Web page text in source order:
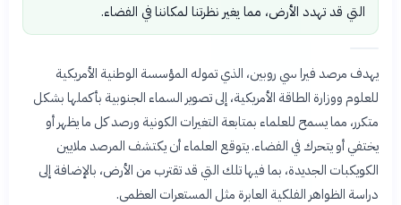
التي قد تهدد الأرض، مما يغير نظرتنا لمكاننا في الفضاء.
يهدف مرصد فيرا سي روبين، الذي تموله المؤسسة الوطنية الأمريكية
للعلوم ووزارة الطاقة الأمريكية، إلى تصوير السماء الجنوبية بأكملها بشكل
متكرر، مما يسمح للعلماء بمتابعة التغيرات الكونية ورصد كل ما يظهر أو
يختفي أو يتحرك في الفضاء. يتوقع العلماء أن يكتشف المرصد ملايين
الكويكبات الجديدة، بما فيها تلك التي قد تقترب من الأرض، بالإضافة إلى
دراسة الظواهر الفلكية العابرة مثل المستعرات العظمى.